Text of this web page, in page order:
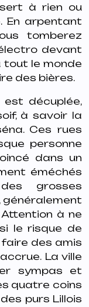
à rien ou
En arpentant
tomberez
devant
tout le monde
des bières.
est décuplée,
à savoir la
Ces rues
personne
dans un
éméchés
grosses
généralement
à ne
le risque de
des amis
La ville
sympas et
quatre coins
purs Lillois